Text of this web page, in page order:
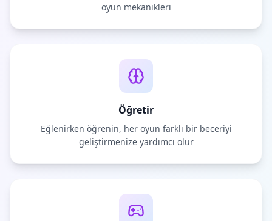
oyun mekanikleri
Öğretir
Eğlenirken öğrenin, her oyun farklı bir beceriyi
geliştirmenize yardımcı olur